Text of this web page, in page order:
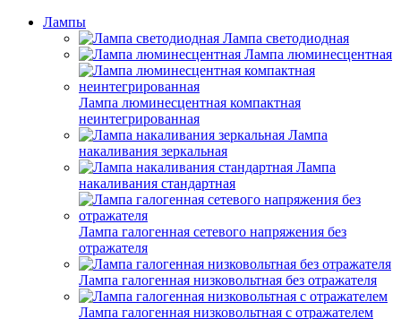
Лампы
Лампа светодиодная
Лампа люминесцентная
Лампа люминесцентная компактная
неинтегрированная
Лампа
накаливания зеркальная
Лампа
накаливания стандартная
Лампа галогенная сетевого напряжения без
отражателя
Лампа галогенная низковольтная без отражателя
Лампа галогенная низковольтная с отражателем